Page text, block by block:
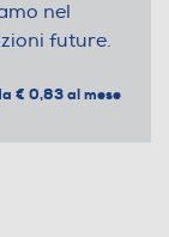
nel
future.
€ 0,83 al mese